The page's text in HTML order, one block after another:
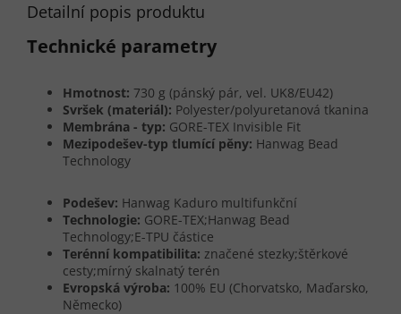
Detailní popis produktu
Technické parametry
Hmotnost: 730 g (pánský pár, vel. UK8/EU42)
Svršek (materiál): Polyester/polyuretanová tkanina
Membrána - typ: GORE-TEX Invisible Fit
Mezipodešev-typ tlumící pěny: Hanwag Bead
Technology
Podešev: Hanwag Kaduro multifunkční
Technologie: GORE-TEX;Hanwag Bead
Technology;E-TPU částice
Terénní kompatibilita: značené stezky;štěrkové
cesty;mírný skalnatý terén
Evropská výroba: 100% EU (Chorvatsko, Maďarsko,
Německo)